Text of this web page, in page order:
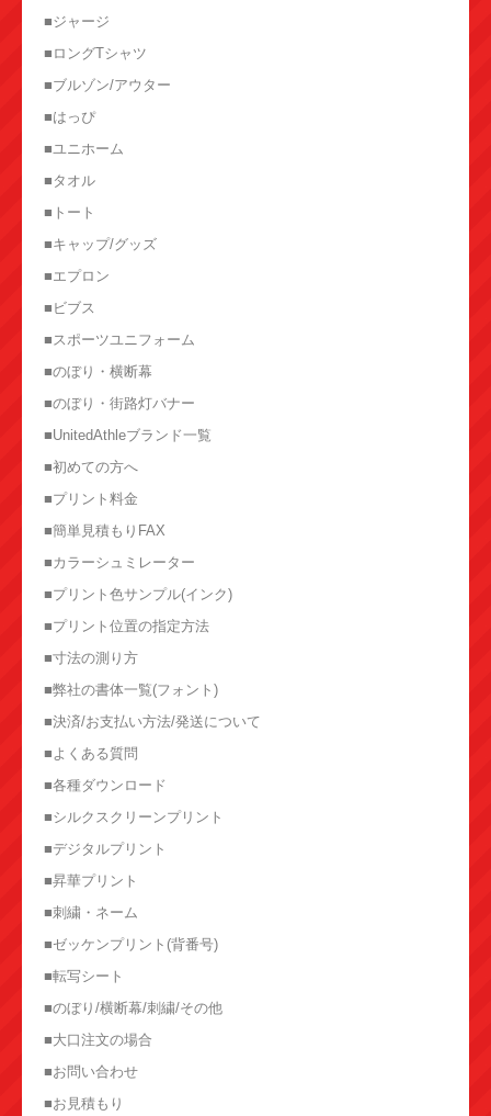
■ジャージ
■ロングTシャツ
■ブルゾン/アウター
■はっぴ
■ユニホーム
■タオル
■トート
■キャップ/グッズ
■エプロン
■ビブス
■スポーツユニフォーム
■のぼり・横断幕
■のぼり・街路灯バナー
■UnitedAthleブランド一覧
■初めての方へ
■プリント料金
■簡単見積もりFAX
■カラーシュミレーター
■プリント色サンプル(インク)
■プリント位置の指定方法
■寸法の測り方
■弊社の書体一覧(フォント)
■決済/お支払い方法/発送について
■よくある質問
■各種ダウンロード
■シルクスクリーンプリント
■デジタルプリント
■昇華プリント
■刺繍・ネーム
■ゼッケンプリント(背番号)
■転写シート
■のぼり/横断幕/刺繍/その他
■大口注文の場合
■お問い合わせ
■お見積もり